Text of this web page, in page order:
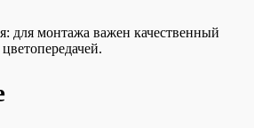
для монтажа важен качественный